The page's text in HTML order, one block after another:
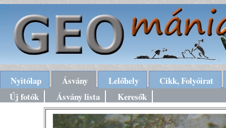
Nyitólap Ásvány Lelőhely
Cikk, Folyóirat
Új fotók
Ásvány lista Keresők